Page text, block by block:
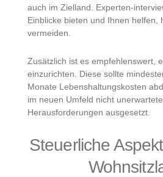
auch im Zielland. Experten-
Einblicke bieten und Ihnen helfen,
vermeiden.
Zusätzlich ist es empfehlenswert,
einzurichten. Diese sollte
Monate Lebenshaltungskosten
im neuen Umfeld nicht
Herausforderungen ausgesetzt.
Steuerliche